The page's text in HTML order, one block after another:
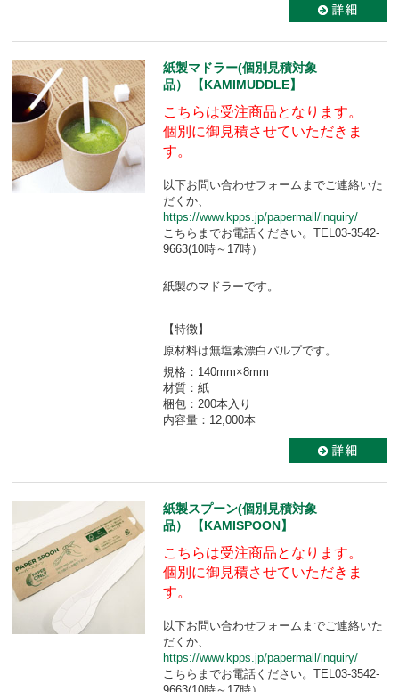
紙製マドラー(個別見積対象
品） 【KAMIMUDDLE】
こちらは受注商品となります。
個別に御見積させていただきま
す。
以下お問い合わせフォームまでご連絡いた
だくか、
https://www.kpps.jp/papermall/inquiry/
こちらまでお電話ください。TEL03-3542-
9663(10時～17時）
紙製のマドラーです。
【特徴】
原材料は無塩素漂白パルプです。
規格：140mm×8mm
材質：紙
梱包：200本入り
内容量：12,000本
紙製スプーン(個別見積対象
品） 【KAMISPOON】
こちらは受注商品となります。
個別に御見積させていただきま
す。
以下お問い合わせフォームまでご連絡いた
だくか、
https://www.kpps.jp/papermall/inquiry/
こちらまでお電話ください。TEL03-3542-